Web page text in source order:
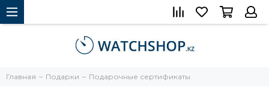
Главная Подарки Подарочные сертификаты